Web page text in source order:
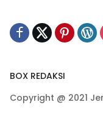
BOX REDAKSI
Copyright @ 2021